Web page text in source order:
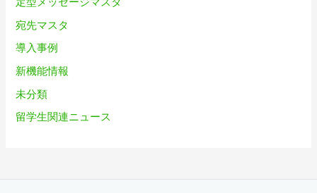
宛先マスタ
導入事例
新機能情報
未分類
留学生関連ニュース